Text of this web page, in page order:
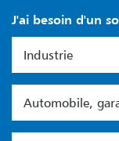
J'ai besoin d'un
Industrie
Automobile,